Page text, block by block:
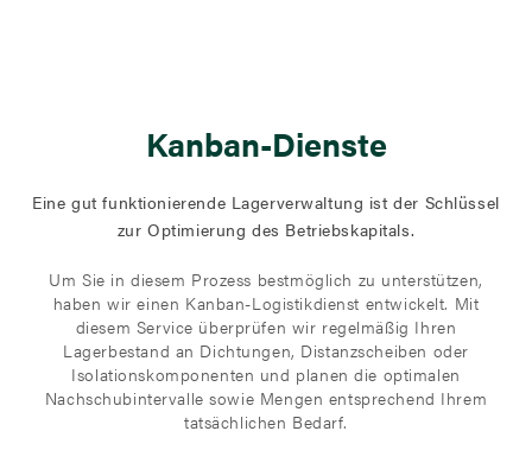
Kanban-Dienste
Eine gut funktionierende Lagerverwaltung ist der Schlüssel
zur Optimierung des Betriebskapitals.
Um Sie in diesem Prozess bestmöglich zu unterstützen,
haben wir einen Kanban-Logistikdienst entwickelt. Mit
diesem Service überprüfen wir regelmäßig Ihren
Lagerbestand an Dichtungen, Distanzscheiben oder
Isolationskomponenten und planen die optimalen
Nachschubintervalle sowie Mengen entsprechend Ihrem
tatsächlichen Bedarf.